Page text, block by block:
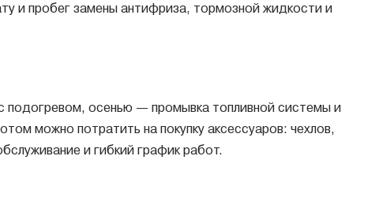
и пробег замены антифриза, тормозной жидкости и
подогревом, осенью — промывка топливной системы и
можно потратить на покупку аксессуаров: чехлов,
и гибкий график работ.